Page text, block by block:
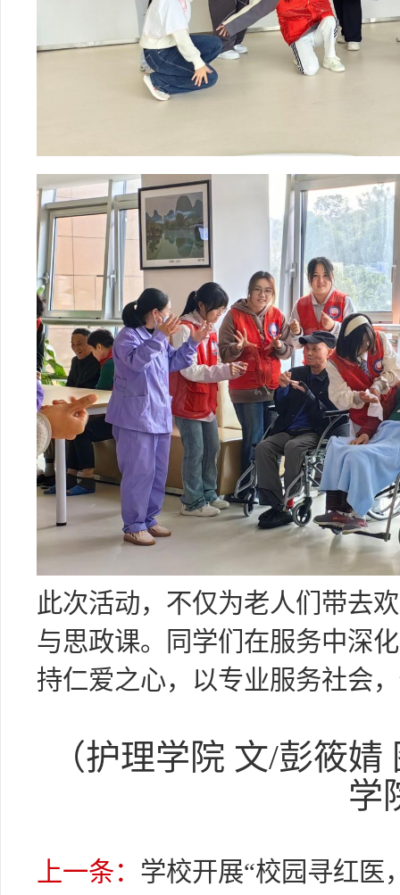
此次活动，不仅为老人们带去
与思政课。同学们在服务中深
持仁爱之心，以专业服务社会
（护理学院 文/彭筱
学
上一条： 学校开展“校园寻红医